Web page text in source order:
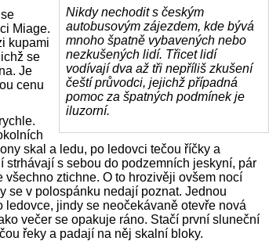
Nikdy nechodit s českým
autobusovým zájezdem, kde bývá
mnoho špatně vybavených nebo
nezkušených lidí. Třicet lidí
vodívají dva až tři nepříliš zkušení
čeští průvodci, jejichž případná
pomoc za špatných podmínek je
iluzorní.
Miage.
kupami
se
Je
cenu
skal a ledu, po ledovci tečou říčky a
strhávají s sebou do podzemních jeskyní, pár
všechno ztichne. O to hrozivěji ovšem nocí
se v polospánku nedají poznat. Jednou
ledovce, jindy se neočekávaně otevře nová
večer se opakuje ráno. Stačí první sluneční
řeky a padají na něj skalní bloky.